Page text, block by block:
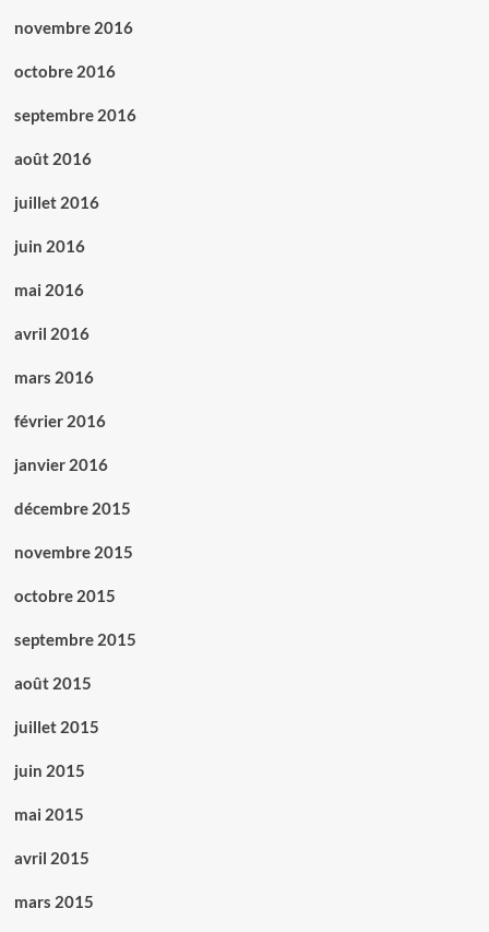
novembre 2016
octobre 2016
septembre 2016
août 2016
juillet 2016
juin 2016
mai 2016
avril 2016
mars 2016
février 2016
janvier 2016
décembre 2015
novembre 2015
octobre 2015
septembre 2015
août 2015
juillet 2015
juin 2015
mai 2015
avril 2015
mars 2015